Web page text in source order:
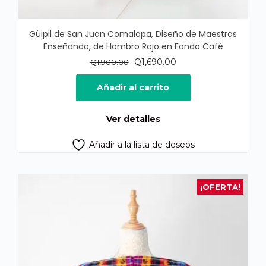
Güipil de San Juan Comalapa, Diseño de Maestras
Enseñando, de Hombro Rojo en Fondo Café
Q1,900.00
El
precio
original
era:
Q1,690.00El
precio
es:
Añadir al carrito
Ver detalles
Añadir a la lista de deseos
¡OFERTA!